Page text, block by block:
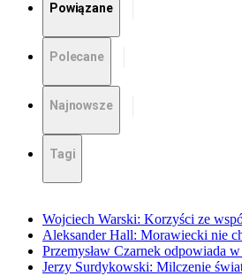
Powiązane
Polecane
Najnowsze
Tagi
Wojciech Warski: Korzyści ze
Aleksander Hall: Morawiecki nie
Przemysław Czarnek odpowiada
Jerzy Surdykowski: Milczenie